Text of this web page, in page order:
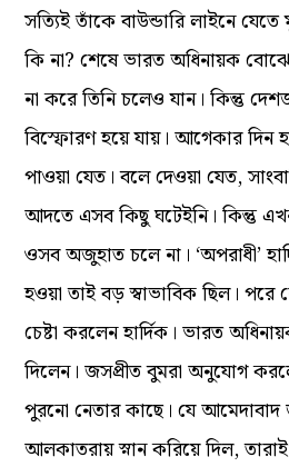
সত্যিই তাঁকে বাউন্ডারি লাইনে
কি না? শেষে ভারত অধিনায়ক
না করে তিনি চলেও যান। কিন্তু
বিস্ফোরণ হয়ে যায়। আগেকার দিন
পাওয়া যেত। বলে দেওয়া যেত,
আদতে এসব কিছু ঘটেইনি। কিন্তু
ওসব অজুহাত চলে না। ‘অপরাধী’
হওয়া তাই বড় স্বাভাবিক ছিল। পরে
চেষ্টা করলেন হার্দিক। ভারত
দিলেন। জসপ্রীত বুমরা অনুযোগ
পুরনো নেতার কাছে। যে আমেদাবাদ
আলকাতরায় স্নান করিয়ে দিল,